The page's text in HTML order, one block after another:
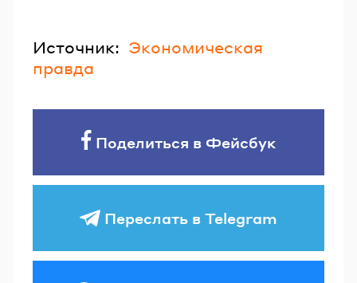
Источник: Экономическая
правда
Поделиться в Фейсбук
Переслать в Telegram